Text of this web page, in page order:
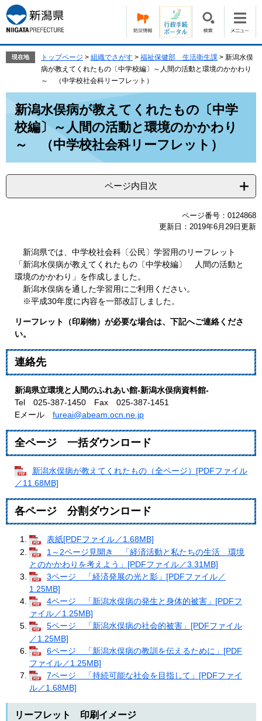
ー
ジ
の
す。
ニ
ュ
ー
し
現在地 トップページ > 組織でさがす > 福祉保健部 生活衛生課 > 新潟水俣
病が教えてくれたもの〔中学校編〕～人間の活動と環境のかかわり
～ （中学校社会科リーフレット）
新潟水俣病が教えてくれたもの〔中学
校編〕～人間の活動と環境のかかわり
～ （中学校社会科リーフレット）
ページ内目次
ページ番号：0124868
更新日：2019年6月29日更新
新潟県では、中学校社会科〔公民〕学習用のリーフレット
「新潟水俣病が教えてくれたもの〔中学校編〕 人間の活動と
環境のかかわり」を作成しました。
新潟水俣病を通した学習用にご利用ください。
※平成30年度に内容を一部改訂しました。
リーフレット（印刷物）が必要な場合は、下記へご連絡くださ
い。
連絡先
新潟県立環境と人間のふれあい館-新潟水俣病資料館-
Tel 025-387-1450 Fax 025-387-1451
Eメール fureai@abeam.ocn.ne.jp
全ページ 一括ダウンロード
新潟水俣病が教えてくれたもの（全ページ）[PDFファイル
／11.68MB]
各ページ 分割ダウンロード
表紙[PDFファイル／1.68MB]
1～2ページ見開き 「経済活動と私たちの生活 環境
とのかかわりを考えよう」[PDFファイル／3.31MB]
3ページ 「経済発展の光と影」[PDFファイル／
1.25MB]
4ページ 「新潟水俣病の発生と身体的被害」[PDFフ
ァイル／1.25MB]
5ページ 「新潟水俣病の社会的被害」[PDFファイル
／1.25MB]
6ページ 「新潟水俣病の教訓を伝えるために」[PDF
ファイル／1.25MB]
7ページ 「持続可能な社会を目指して」[PDFファイ
ル／1.68MB]
リーフレット 印刷イメージ